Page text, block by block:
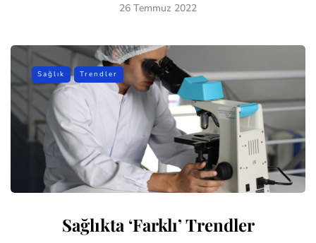
26 Temmuz 2022
Sağlık Trendler
Sağlıkta ‘Farklı’ Trendler